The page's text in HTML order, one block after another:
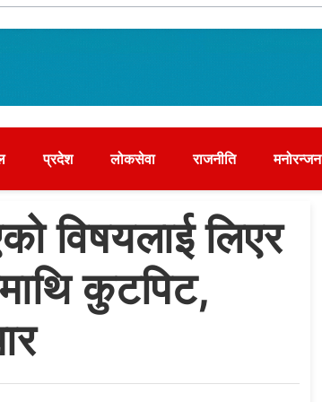
प्रदेश लोकसेवा राजनीति मनोरन्जन
विषयलाई लिएर
कुटपिट,